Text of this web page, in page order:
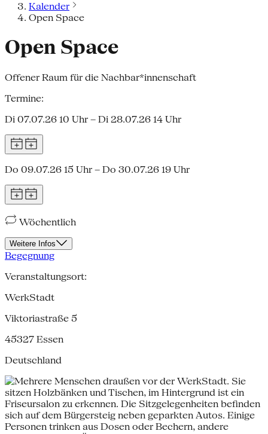
Kalender
Open Space
Open Space
Offener Raum für die Nachbar*innenschaft
Termine:
Di 07.07.26 10 Uhr – Di 28.07.26 14 Uhr
Do 09.07.26 15 Uhr – Do 30.07.26 19 Uhr
Wöchentlich
Weitere Infos
Begegnung
Veranstaltungsort:
WerkStadt
Viktoriastraße 5
45327 Essen
Deutschland